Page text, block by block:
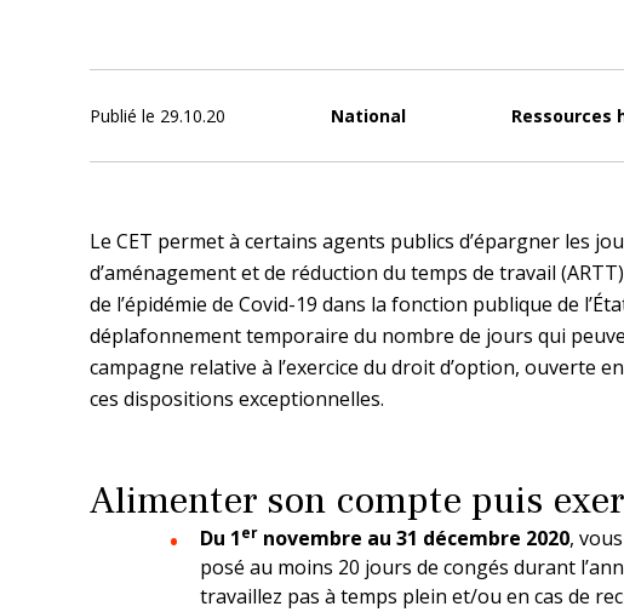
Publié le 29.10.20 National Ressources
Le CET permet à certains agents publics d’épargner les
d’aménagement et de réduction du temps de travail
de l’épidémie de Covid-19 dans la fonction publique de
déplafonnement temporaire du nombre de jours qui
campagne relative à l’exercice du droit​ d’option, ouverte
ces dispositions exceptionnelles.
Alimenter son compte puis
Du 1er novembre au 31 décembre 2020,
posé au moins 20 jours de congés durant
travaillez pas à temps plein et/ou en cas de